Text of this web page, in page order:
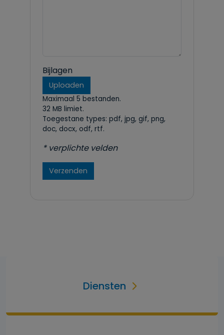
Bijlagen
Uploaden
Maximaal 5 bestanden.
32 MB limiet.
Toegestane types: pdf, jpg, gif, png,
doc, docx, odf, rtf.
* verplichte velden
Diensten